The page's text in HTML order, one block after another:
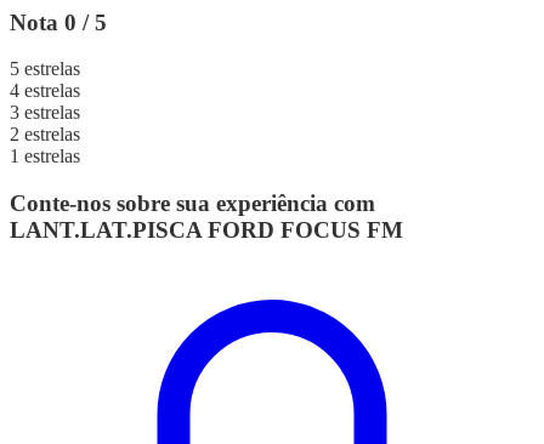
Nota 0 / 5
5 estrelas
4 estrelas
3 estrelas
2 estrelas
1 estrelas
Conte-nos sobre sua experiência com
LANT.LAT.PISCA FORD FOCUS FM